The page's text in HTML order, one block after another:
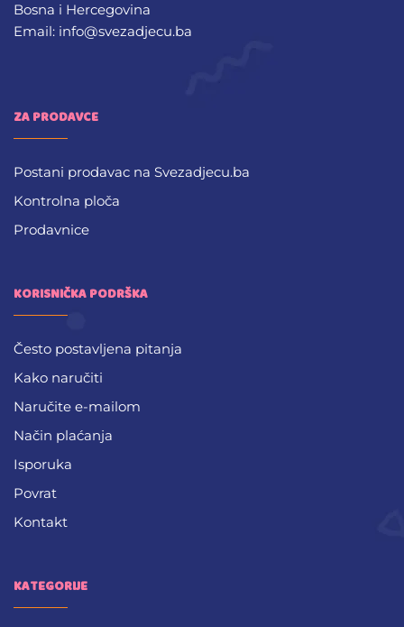
Bosna i Hercegovina
Email: info@svezadjecu.ba
ZA PRODAVCE
Postani prodavac na Svezadjecu.ba
Kontrolna ploča
Prodavnice
KORISNIČKA PODRŠKA
Često postavljena pitanja
Kako naručiti
Naručite e-mailom
Način plaćanja
Isporuka
Povrat
Kontakt
KATEGORIJE